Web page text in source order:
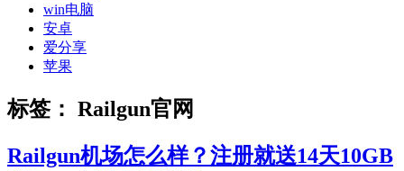
win电脑
安卓
爱分享
苹果
标签： Railgun官网
Railgun机场怎么样？注册就送14天10GB